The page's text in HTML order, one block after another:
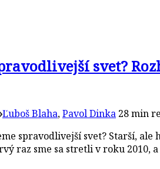
svet?
Ľuboš Blaha,Pavol Dinka 28 min
spravodlivejší svet? Starší,
raz sme sa stretli v roku 2010,